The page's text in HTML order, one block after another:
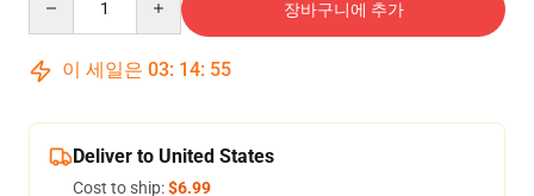
장바구니에 추가
이 세일은 03: 14: 54
Deliver to United States
Cost to ship:$6.99